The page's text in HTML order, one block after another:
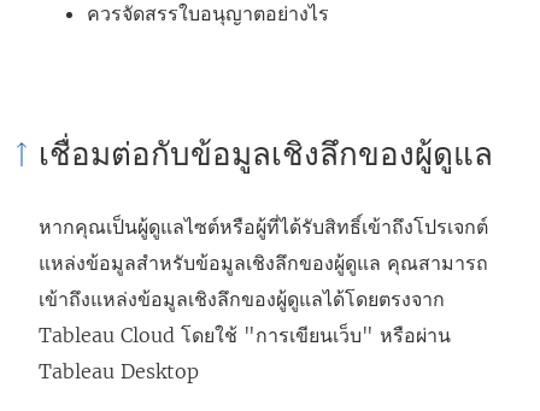
ควรจัดสรรใบอนุญาตอย่างไร
เชื่อมต่อกับข้อมูลเชิงลึกของผู้ดูแล
หากคุณเป็นผู้ดูแลไซต์หรือผู้ที่ได้รับสิทธิ์เข้าถึงโปรเจกต์
แหล่งข้อมูลสำหรับข้อมูลเชิงลึกของผู้ดูแล คุณสามารถ
เข้าถึงแหล่งข้อมูลเชิงลึกของผู้ดูแลได้โดยตรงจาก
Tableau Cloud โดยใช้ "การเขียนเว็บ" หรือผ่าน
Tableau Desktop